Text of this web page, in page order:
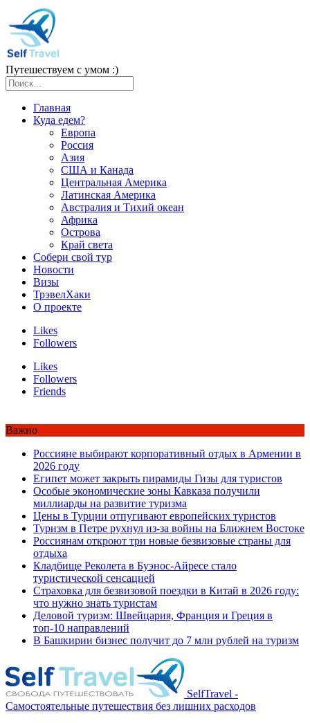
Путешествуем с умом :)
Главная
Куда едем?
Европа
Россия
Азия
США и Канада
Центральная Америка
Латинская Америка
Австралия и Тихий океан
Африка
Острова
Край света
Собери свой тур
Новости
Визы
ТрэвелХаки
О проекте
Likes
Followers
Likes
Followers
Friends
Важно
Россияне выбирают корпоративный отдых в Армении в
2026 году
Египет может закрыть пирамиды Гизы для туристов
Особые экономические зоны Кавказа получили
миллиарды на развитие туризма
Цены в Турции отпугивают европейских туристов
Туризм в Петре рухнул из-за войны на Ближнем Востоке
Россиянам откроют три новые безвизовые страны для
отдыха
Кладбище Реколета в Буэнос-Айресе стало
туристической сенсацией
Страховка для безвизовой поездки в Китай в 2026 году:
что нужно знать туристам
Деловой туризм: Швейцария, Франция и Греция в
топ-10 направлений
В Башкирии бизнес получит до 7 млн рублей на туризм
SelfTravel -
Самостоятельные путешествия без лишних расходов